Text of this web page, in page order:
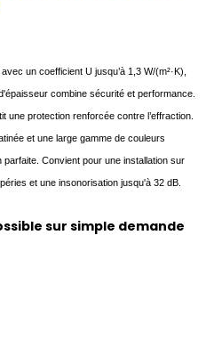
un coefficient U jusqu’à 1,3 W/(m²·K),
combine sécurité et performance.
une protection renforcée contre l’effraction.
et une large gamme de couleurs
Convient pour une installation sur
et une insonorisation jusqu'à 32 dB.
sur simple demande